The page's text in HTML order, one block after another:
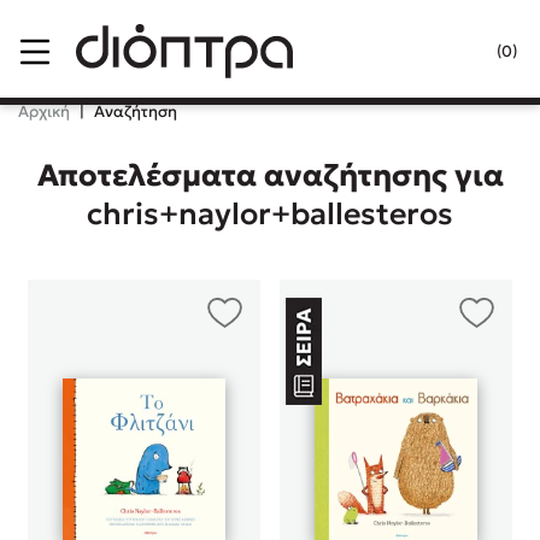
(0)
Κλείσιμο
Δημοφιλή Βιβλία
Το ξενοδοχείο των συναισθημάτων
Χάρης Πολίτης
Καθρέφτης
Αρχική | Αναζήτηση
Αποτελέσματα αναζήτησης για
chris+naylor+ballesteros